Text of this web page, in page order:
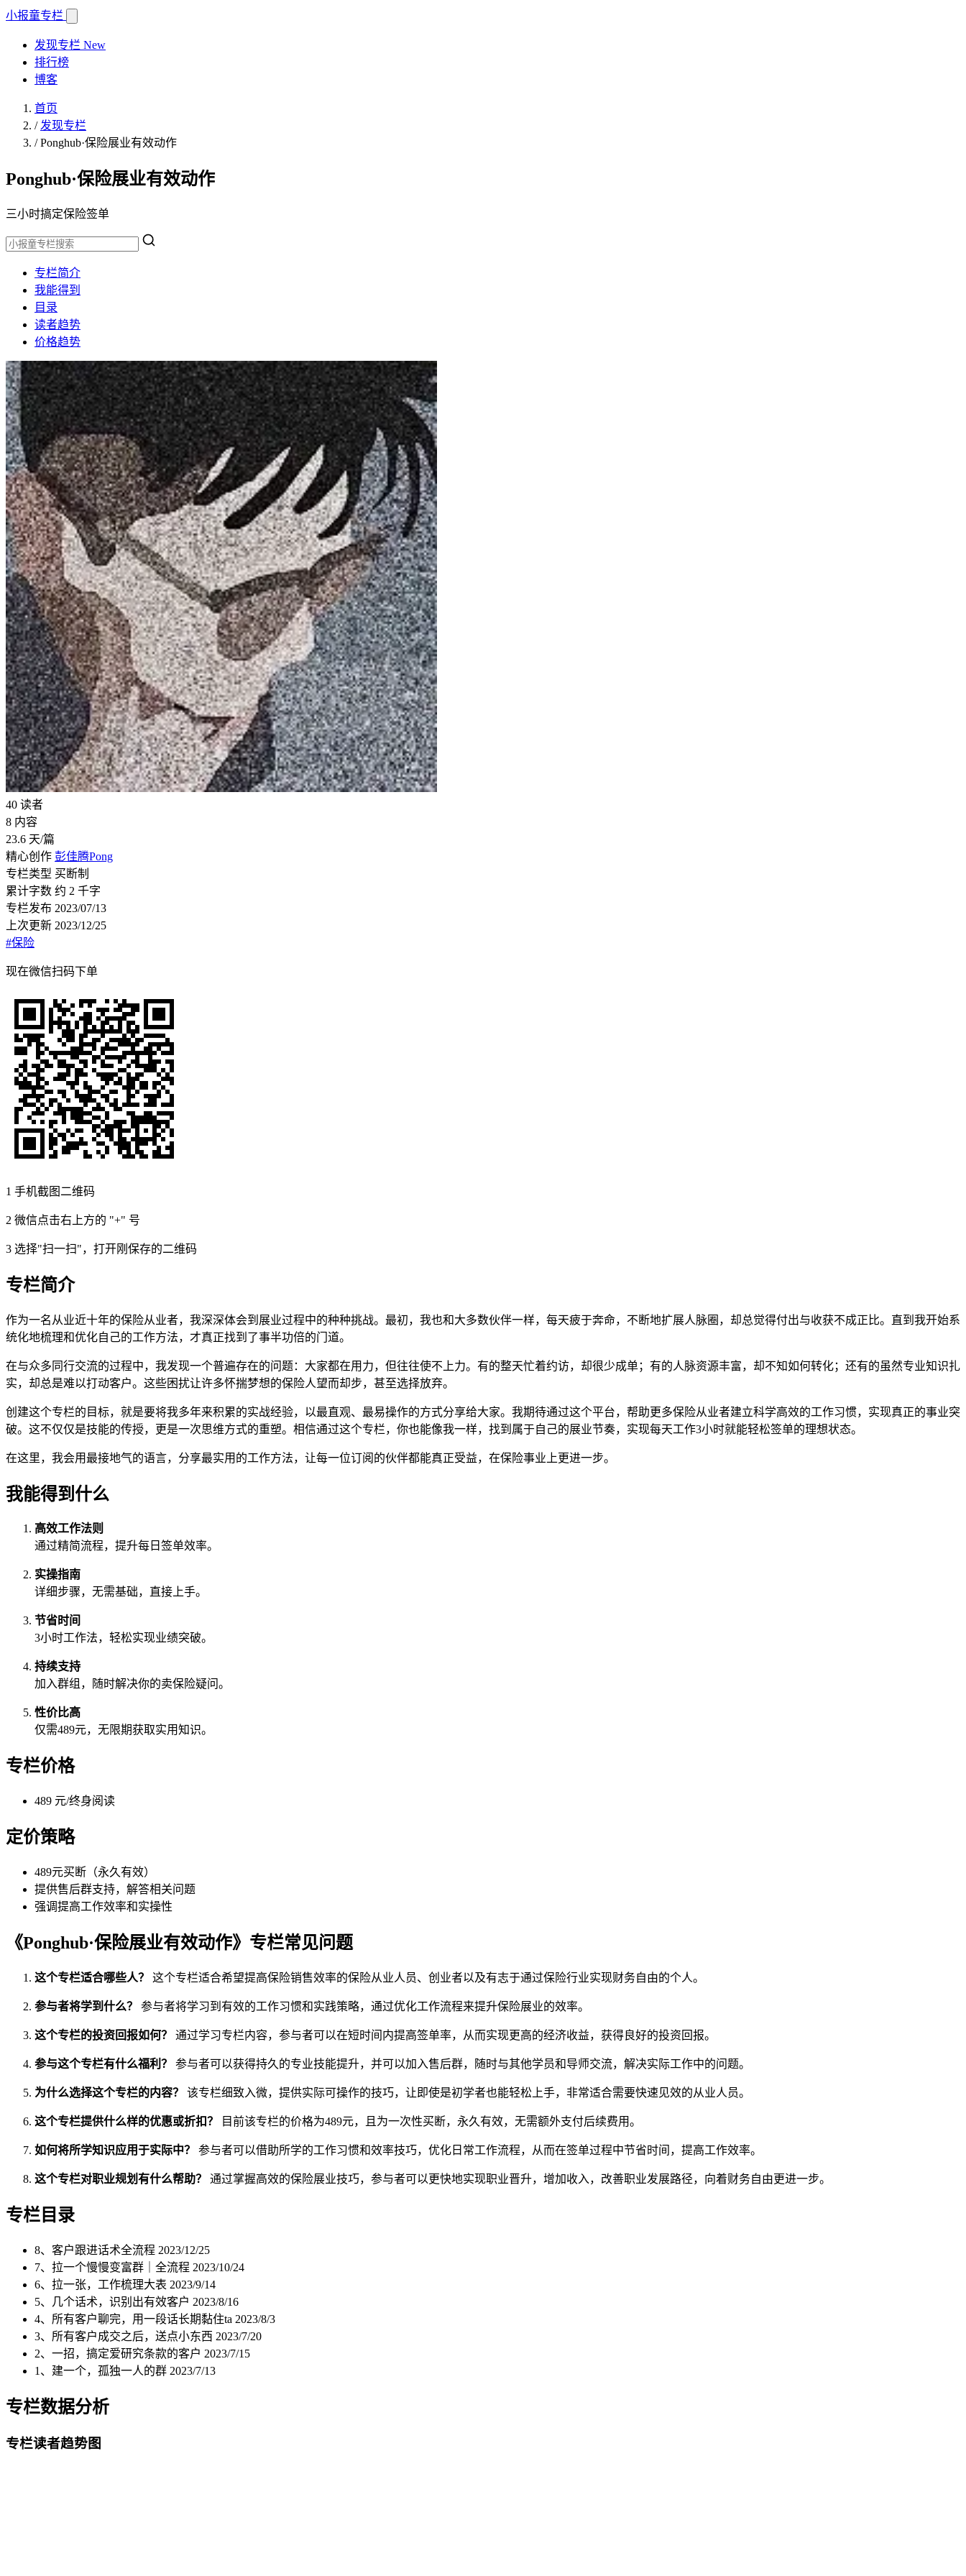
小报童专栏
发现专栏 New
排行榜
博客
首页
/ 发现专栏
/Ponghub·保险展业有效动作
Ponghub·保险展业有效动作
三小时搞定保险签单
专栏简介
我能得到
目录
读者趋势
价格趋势
40 读者
8 内容
23.6 天/篇
精心创作 彭佳腾Pong
专栏类型 买断制
累计字数 约 2 千字
专栏发布 2023/07/13
上次更新 2023/12/25
#保险
现在微信扫码下单
1 手机截图二维码
2 微信点击右上方的 "+" 号
3 选择"扫一扫"，打开刚保存的二维码
专栏简介
作为一名从业近十年的保险从业者，我深深体会到展业过程中的种种挑战。最初，我也和大多数伙伴一样，每天疲于奔命，不断地扩展人脉圈，却总觉得付出与收获不成正比。直到我开始系
统化地梳理和优化自己的工作方法，才真正找到了事半功倍的门道。
在与众多同行交流的过程中，我发现一个普遍存在的问题：大家都在用力，但往往使不上力。有的整天忙着约访，却很少成单；有的人脉资源丰富，却不知如何转化；还有的虽然专业知识扎
实，却总是难以打动客户。这些困扰让许多怀揣梦想的保险人望而却步，甚至选择放弃。
创建这个专栏的目标，就是要将我多年来积累的实战经验，以最直观、最易操作的方式分享给大家。我期待通过这个平台，帮助更多保险从业者建立科学高效的工作习惯，实现真正的事业突
破。这不仅仅是技能的传授，更是一次思维方式的重塑。相信通过这个专栏，你也能像我一样，找到属于自己的展业节奏，实现每天工作3小时就能轻松签单的理想状态。
在这里，我会用最接地气的语言，分享最实用的工作方法，让每一位订阅的伙伴都能真正受益，在保险事业上更进一步。
我能得到什么
高效工作法则
通过精简流程，提升每日签单效率。
实操指南
详细步骤，无需基础，直接上手。
节省时间
3小时工作法，轻松实现业绩突破。
持续支持
加入群组，随时解决你的卖保险疑问。
性价比高
仅需489元，无限期获取实用知识。
专栏价格
489 元/终身阅读
定价策略
489元买断（永久有效）
提供售后群支持，解答相关问题
强调提高工作效率和实操性
《Ponghub·保险展业有效动作》专栏常见问题
这个专栏适合哪些人？ 这个专栏适合希望提高保险销售效率的保险从业人员、创业者以及有志于通过保险行业实现财务自由的个人。
参与者将学到什么？ 参与者将学习到有效的工作习惯和实践策略，通过优化工作流程来提升保险展业的效率。
这个专栏的投资回报如何？ 通过学习专栏内容，参与者可以在短时间内提高签单率，从而实现更高的经济收益，获得良好的投资回报。
参与这个专栏有什么福利？ 参与者可以获得持久的专业技能提升，并可以加入售后群，随时与其他学员和导师交流，解决实际工作中的问题。
为什么选择这个专栏的内容？ 该专栏细致入微，提供实际可操作的技巧，让即使是初学者也能轻松上手，非常适合需要快速见效的从业人员。
这个专栏提供什么样的优惠或折扣？ 目前该专栏的价格为489元，且为一次性买断，永久有效，无需额外支付后续费用。
如何将所学知识应用于实际中？ 参与者可以借助所学的工作习惯和效率技巧，优化日常工作流程，从而在签单过程中节省时间，提高工作效率。
这个专栏对职业规划有什么帮助？ 通过掌握高效的保险展业技巧，参与者可以更快地实现职业晋升，增加收入，改善职业发展路径，向着财务自由更进一步。
专栏目录
8、客户跟进话术全流程 2023/12/25
7、拉一个慢慢变富群｜全流程 2023/10/24
6、拉一张，工作梳理大表 2023/9/14
5、几个话术，识别出有效客户 2023/8/16
4、所有客户聊完，用一段话长期黏住ta 2023/8/3
3、所有客户成交之后，送点小东西 2023/7/20
2、一招，搞定爱研究条款的客户 2023/7/15
1、建一个，孤独一人的群 2023/7/13
专栏数据分析
专栏读者趋势图